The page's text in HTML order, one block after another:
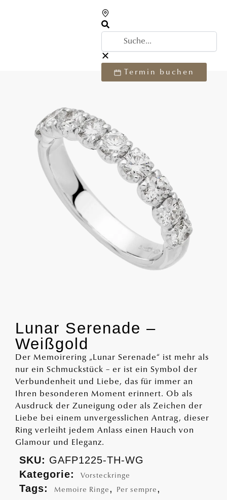
Termin buchen
Lunar Serenade –
Weißgold
Der Memoirering „Lunar Serenade“ ist mehr als
nur ein Schmuckstück – er ist ein Symbol der
Verbundenheit und Liebe, das für immer an
Ihren besonderen Moment erinnert. Ob als
Ausdruck der Zuneigung oder als Zeichen der
Liebe bei einem unvergesslichen Antrag, dieser
Ring verleiht jedem Anlass einen Hauch von
Glamour und Eleganz.
SKU: GAFP1225-TH-WG
Kategorie:
Vorsteckringe
Tags: Memoire Ringe , Per sempre ,